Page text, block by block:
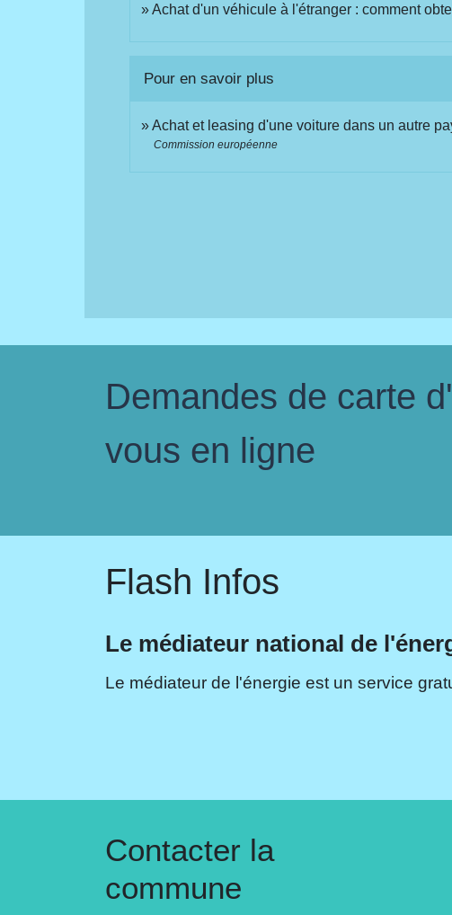
Achat d'un véhicule à l'étranger : comment
Pour en savoir plus
Achat et leasing d'une voiture dans un autre
Commission européenne
Demandes de carte
vous en ligne
Flash Infos
Le médiateur national de
Le médiateur de l'énergie est un service
Contacter la
commune